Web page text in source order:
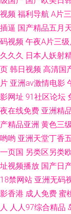
视频 福利导航 A片
插逼 国产精品五月
码视频 午夜A片三
久久久 日本人妖射
页 韩日视频 高清国
片 亚洲av激情电影
影网址 91社区论坛
夜在线免费 亚洲精
产精品亚洲 黄色三
哟哟 亚洲天堂丁香
一页国 另类区另类
址视频播放 国产日
18禁网站 亚洲无码
影香港 成人免费 蜜
人 人人97综合精品